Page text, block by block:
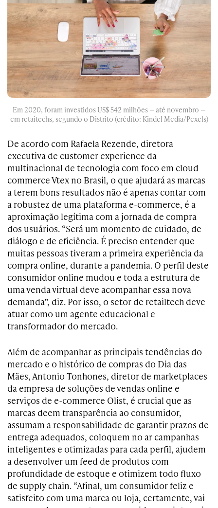
Em 2020, foram investidos US$ 542 milhões — até novembro —
em retaitechs, segundo o Distrito (crédito: Kindel Media/Pexels)
De acordo com Rafaela Rezende, diretora
executiva de customer experience da
multinacional de tecnologia com foco em cloud
commerce Vtex no Brasil, o que ajudará as marcas
a terem bons resultados não é apenas contar com
a robustez de uma plataforma e-commerce, é a
aproximação legítima com a jornada de compra
dos usuários. “Será um momento de cuidado, de
diálogo e de eficiência. É preciso entender que
muitas pessoas tiveram a primeira experiência da
compra online, durante a pandemia. O perfil deste
consumidor online mudou e toda a estrutura de
uma venda virtual deve acompanhar essa nova
demanda”, diz. Por isso, o setor de retailtech deve
atuar como um agente educacional e
transformador do mercado.
Além de acompanhar as principais tendências do
mercado e o histórico de compras do Dia das
Mães, Antonio Tonhones, diretor de marketplaces
da empresa de soluções de vendas online e
serviços de e-commerce Olist, é crucial que as
marcas deem transparência ao consumidor,
assumam a responsabilidade de garantir prazos de
entrega adequados, coloquem no ar campanhas
inteligentes e otimizadas para cada perfil, ajudem
a desenvolver um feed de produtos com
profundidade de estoque e otimizem todo fluxo
de supply chain. “Afinal, um consumidor feliz e
satisfeito com uma marca ou loja, certamente, vai